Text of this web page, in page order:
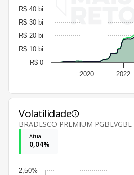
2020 2022
R$ 0
R$ 10 bi
R$ 20 bi
R$ 30 bi
R$ 40 bi
Volatilidade
BRADESCO PREMIUM PGBLVGBL
Atual
0,04%
2,50%